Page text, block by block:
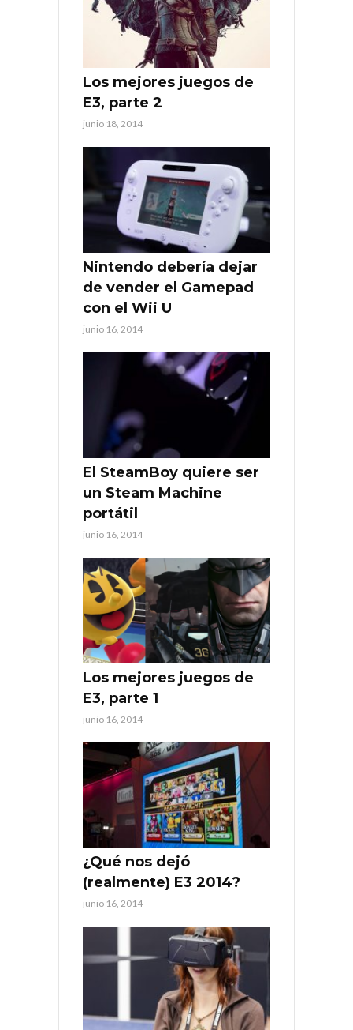
Los mejores juegos de
E3, parte 2
junio 18, 2014
Nintendo debería dejar
de vender el Gamepad
con el Wii U
junio 16, 2014
El SteamBoy quiere ser
un Steam Machine
portátil
junio 16, 2014
Los mejores juegos de
E3, parte 1
junio 16, 2014
¿Qué nos dejó
(realmente) E3 2014?
junio 16, 2014